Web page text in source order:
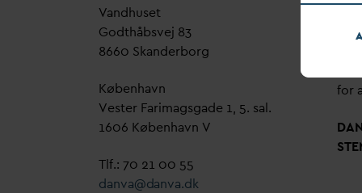
Vandhuset
Godthåbsvej 83
8660 Skanderborg
København
Vester Farimagsgade 1, 5. sal.
1606 København V
Tlf.: 70 21 00 55
danva@danva.dk
for
DAN